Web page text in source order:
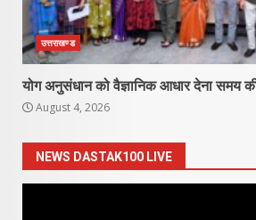
उत्तराखण्ड
योग अनुसंधान को वैज्ञानिक आधार देना समय
August 4, 2026
NEWS DASTAK100 LIVE